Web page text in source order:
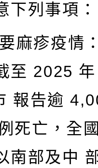
下列事項：
麻疹疫情
至 2025
報告逾
死亡，全
南部及中